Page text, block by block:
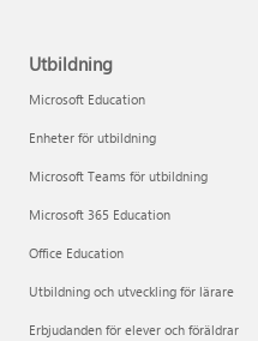
Utbildning
Microsoft Education
Enheter för utbildning
Microsoft Teams för utbildning
Microsoft 365 Education
Office Education
Utbildning och utveckling för lärare
Erbjudanden för elever och föräldrar